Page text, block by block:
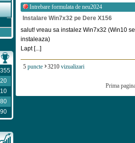
Intrebare formulata de neu2024
Instalare Win7x32 pe Dere X156
salut! vreau sa instalez Win7x32 (Win10
instaleaza)
Lapt [...]
5 puncte 3210 vizualizari
Prima